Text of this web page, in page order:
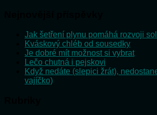
Jak šetření plynu pomáhá rozvoji
Kváskový chléb od sousedky
Je dobré mít možnost si vybrat
Lečo chutná i pejskovi
Když nedáte (slepici žrát),
vajíčko)